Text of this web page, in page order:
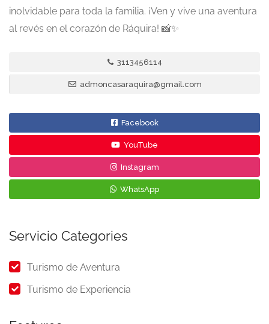
inolvidable para toda la familia. ¡Ven y vive una aventura
al revés en el corazón de Ráquira! 📸✨
3113456114
admoncasaraquira@gmail.com
Facebook
YouTube
Instagram
WhatsApp
Servicio Categories
Turismo de Aventura
Turismo de Experiencia